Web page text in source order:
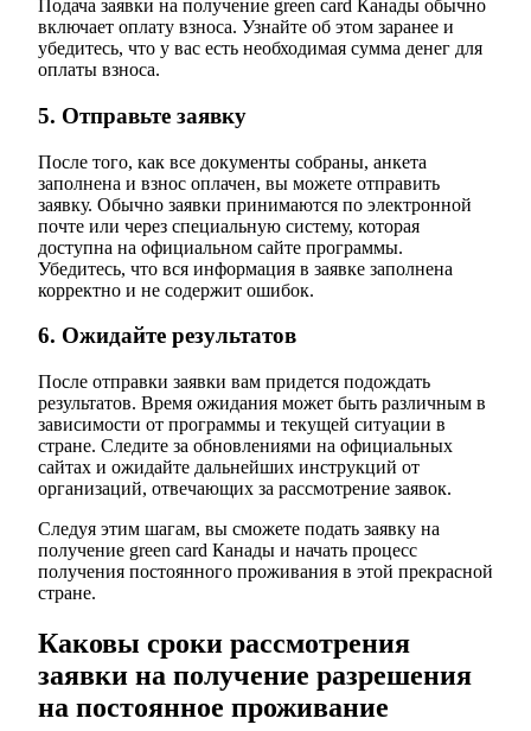
Подача заявки на получение green card Канады обычно
включает оплату взноса. Узнайте об этом заранее и
убедитесь, что у вас есть необходимая сумма денег для
оплаты взноса.
5. Отправьте заявку
После того, как все документы собраны, анкета
заполнена и взнос оплачен, вы можете отправить
заявку. Обычно заявки принимаются по электронной
почте или через специальную систему, которая
доступна на официальном сайте программы.
Убедитесь, что вся информация в заявке заполнена
корректно и не содержит ошибок.
6. Ожидайте результатов
После отправки заявки вам придется подождать
результатов. Время ожидания может быть различным в
зависимости от программы и текущей ситуации в
стране. Следите за обновлениями на официальных
сайтах и ожидайте дальнейших инструкций от
организаций, отвечающих за рассмотрение заявок.
Следуя этим шагам, вы сможете подать заявку на
получение green card Канады и начать процесс
получения постоянного проживания в этой прекрасной
стране.
Каковы сроки рассмотрения
заявки на получение разрешения
на постоянное проживание